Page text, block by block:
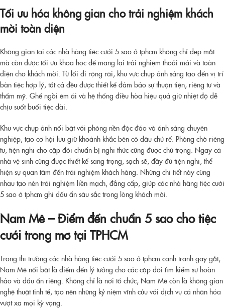
Tối ưu hóa không gian cho trải nghiệm khách
mời toàn diện
Không gian tại các nhà hàng tiệc cưới 5 sao ở tphcm không chỉ đẹp mắt
mà còn được tối ưu khoa học để mang lại trải nghiệm thoải mái và toàn
diện cho khách mời. Từ lối đi rộng rãi, khu vực chụp ảnh sáng tạo đến vị trí
bàn tiệc hợp lý, tất cả đều được thiết kế đảm bảo sự thuận tiện, riêng tư và
thẩm mỹ. Ghế ngồi êm ái và hệ thống điều hòa hiệu quả giữ nhiệt độ dễ
chịu suốt buổi tiệc dài.
Khu vực chụp ảnh nổi bật với phông nền độc đáo và ánh sáng chuyên
nghiệp, tạo cơ hội lưu giữ khoảnh khắc bên cô dâu chú rể. Phòng chờ riêng
tư, tiện nghi cho cặp đôi chuẩn bị nghi thức cũng được chú trọng. Ngay cả
nhà vệ sinh cũng được thiết kế sang trọng, sạch sẽ, đầy đủ tiện nghi, thể
hiện sự quan tâm đến trải nghiệm khách hàng. Những chi tiết này cùng
nhau tạo nên trải nghiệm liền mạch, đẳng cấp, giúp các nhà hàng tiệc cưới
5 sao ở tphcm ghi dấu ấn sâu sắc trong lòng khách mời.
Nam Mê – Điểm đến chuẩn 5 sao cho tiệc
cưới trong mơ tại TPHCM
Trong thị trường các nhà hàng tiệc cưới 5 sao ở tphcm cạnh tranh gay gắt,
Nam Mê nổi bật là điểm đến lý tưởng cho các cặp đôi tìm kiếm sự hoàn
hảo và dấu ấn riêng. Không chỉ là nơi tổ chức, Nam Mê còn là không gian
nghệ thuật tinh tế, tạo nên những kỷ niệm vĩnh cửu với dịch vụ cá nhân hóa
vượt xa mọi kỳ vọng.